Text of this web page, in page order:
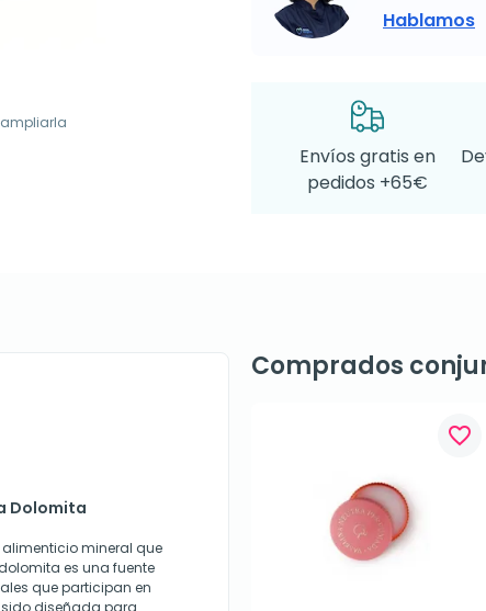
Hablamos
Envíos gratis en
pedidos +65€
Dolomita
mineral que
es una fuente
que participan en
diseñada para
Comprados
favorite_border